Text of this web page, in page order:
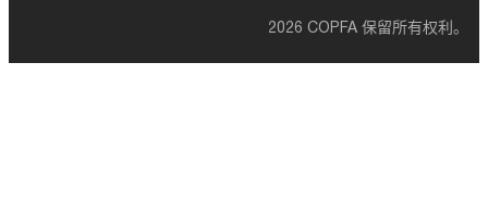
2026 COPFA 保留所有权利。